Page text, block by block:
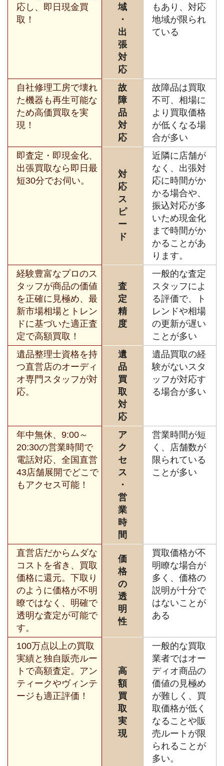
応し、即日現金買
取！
域
・
出
張
対
応
もあり、対応
地域が限られ
ている
自社修理工房で壊れ
た機器も再生可能な
ため高価買取を実
現！
故
障
品
対
応
故障品は買取
不可、相場に
より買取価格
が低くなる場
合が多い
即査定・即現金化、
出張買取なら即日最
短30分でお伺い。
対
応
ス
ピ
ー
ド
近隣に店舗が
なく、出張対
応に時間がか
かる場合や、
振込対応が多
いため現金化
まで時間がか
かることがあ
ります。
経験豊富なプロのス
タッフが商品の価値
を正確に見極め、最
新市場相場とトレン
ドに基づいた適正査
定で高額買取！
査
定
精
度
一般的な査定
スタッフによ
る評価で、ト
レンドや相場
の更新が遅い
ことが多い
遺品整理士資格を持
つ直営店のオーディ
オ専門スタッフが対
応。
遺
品
買
取
対
応
遺品買取の経
験がないスタ
ッフが対応す
る場合が多い
年中無休、9:00～
20:30の営業時間で
電話対応、全国直営
43店舗展開でどこで
もアクセス可能！
ア
ク
セ
ス
・
営
業
時
間
営業時間が短
く、店舗数が
限られている
ことが多い
直営店だからムダな
コストを省き、買取
価格に還元。下取り
のように価格が不明
瞭ではなく、明確で
透明な査定が可能で
す。
価
格
の
透
明
性
買取価格が不
明瞭な場合が
多く、価格の
説明が十分で
はないことが
ある
100万点以上の買取
実績と独自販売ルー
トで高額査定。アン
ティークやヴィンテ
ージも適正評価！
高
額
買
取
実
現
一般的な買取
業者ではオー
ディオ商品の
価値の見極め
が難しく、買
取価格が低く
なることや販
売ルートが限
られることが
多い。